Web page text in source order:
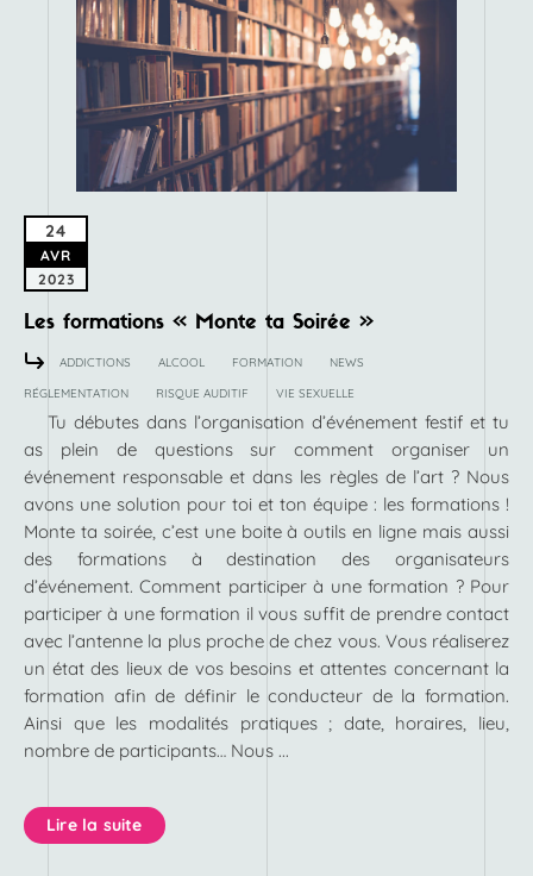
24
AVR
2023
Les formations « Monte ta Soirée »
ADDICTIONS ALCOOL FORMATION
NEWS
RÉGLEMENTATION
RISQUE AUDITIF VIE SEXUELLE
Tu débutes dans l’organisation d’événement festif et tu
as plein de questions sur comment organiser un
événement responsable et dans les règles de l’art ? Nous
avons une solution pour toi et ton équipe : les formations !
Monte ta soirée, c’est une boite à outils en ligne mais aussi
des formations à destination des organisateurs
d’événement. Comment participer à une formation ? Pour
participer à une formation il vous suffit de prendre contact
avec l’antenne la plus proche de chez vous. Vous réaliserez
un état des lieux de vos besoins et attentes concernant la
formation afin de définir le conducteur de la formation.
Ainsi que les modalités pratiques ; date, horaires, lieu,
nombre de participants… Nous ...
Lire la suite